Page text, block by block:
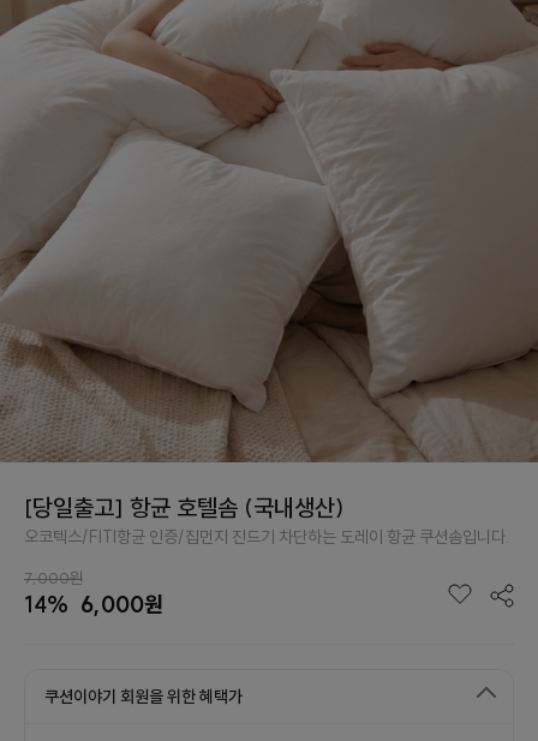
[당일출고] 항균 호텔솜 (국내생산)
오코텍스/FITI항균 인증/집먼지 진드기 차단하는 도레이 항균 쿠션솜입니다.
7,000원
14% 6,000원
쿠션이야기 회원을 위한 혜택가